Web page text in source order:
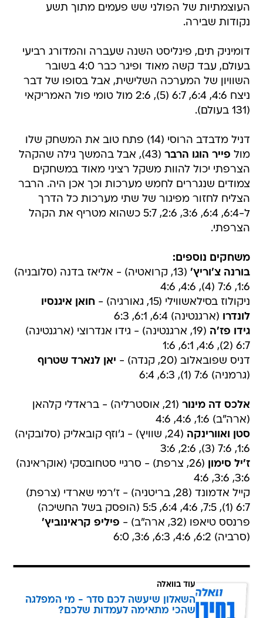
העוצמתיות של הפולני שש פעמים מתוך תשע
נקודות שבירה.
דומיניק תים, פינליסט השנה שעברה והמדורג רביעי
בעולם, עבד קשה מאוד ופיגר כבר 4:0 בשובר
השוויון של המערכה השלישית, אבל בסופו של דבר
ניצח 4:6, 6:4, 6:7 (5), 2:6 מול טומי פול האמריקאי
(131 בעולם).
דניל מדבדב הרוסי (14) פתח טוב את המשחק שלו
מול פייר הוגו הרבר
(43), אבל בהמשך גילה שהקהל
הצרפתי יכול להוות משקל רציני מאוד במשחקים
צמודים שנגררים לחמש מערכות וכך אכן היה. הרבר
הצליח לחזור מפיגור של שתי מערכות כל הדרך
ל-6:4, 6:4, 3:6, 2:6, 5:7 כשהוא מטריף את הקהל
הצרפתי.
משחקים נוספים:
בורנה צ'וריץ'
(13, קרואטיה) - אליאז בדנה (סלובניה)
1:6, 7:6 (4), 4:6, 4:6
ניקולוז בסילאשווילי (15, גאורגיה) -
חואן איגנסיו
לונדרו (ארגנטינה) 6:4, 6:1, 6:3
גידו פז'ה
(19, ארגנטינה) - גידו אנדרוצי (ארגנטינה)
6:7 (2), 4:6, 6:1, 1:6
דניס שפובאלוב (20, קנדה) -
יאן לנארד שטרוף
(גרמניה) 7:6 (1), 6:3, 6:4
אלכס דה מינור
(21, אוסטרליה) - בראדלי קלהאן
(ארה"ב) 1:6, 4:6, 4:6
סטן ואוורינקה
(24, שוויץ) - ג'וזף קובאליק (סלובקיה)
1:6, 7:6 (3), 2:6, 3:6
ז'יל סימון
(26, צרפת) - סרגיי סטחובסקי (אוקראינה)
3:6, 3:6, 4:6
קייל אדמונד (28, בריטניה) - ז'רמי שארדי (צרפת)
6:7 (1), 7:5, 4:6, 6:4, 5:5 (הופסק בשל החשיכה)
פרנסס טיאפו (32, ארה"ב) -
פיליפ קראינוביץ'
(סרביה) 6:2, 4:6, 6:3, 3:6, 6:0
עוד בוואלה
השאלון שיעשה לכם סדר - מי המפלגה
שהכי מתאימה לעמדות שלכם?